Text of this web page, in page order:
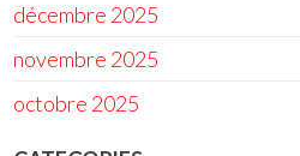
décembre 2025
novembre 2025
octobre 2025